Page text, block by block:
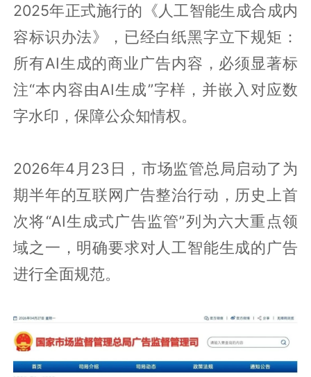
2025年正式施行的《人工智能生成合成内
容标识办法》，已经白纸黑字立下规矩：
所有AI生成的商业广告内容，必须显著标
注“本内容由AI生成”字样，并嵌入对应数
字水印，保障公众知情权。
2026年4月23日，市场监管总局启动了为
期半年的互联网广告整治行动，历史上首
次将“AI生成式广告监管”列为六大重点领
域之一，明确要求对人工智能生成的广告
进行全面规范。